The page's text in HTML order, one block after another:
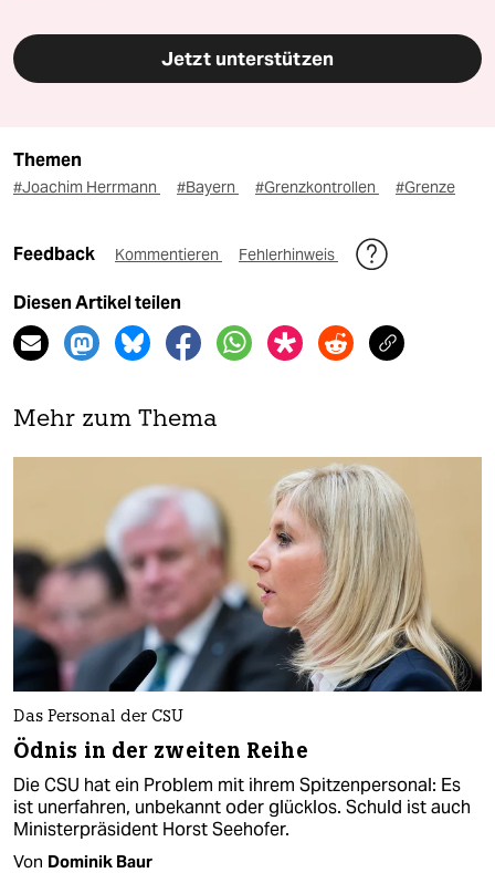
Jetzt unterstützen
Themen
#Joachim Herrmann #Bayern #Grenzkontrollen #Grenze
Feedback Kommentieren Fehlerhinweis
Diesen Artikel teilen
Mehr zum Thema
Das Personal der CSU
Ödnis in der zweiten Reihe
Die CSU hat ein Problem mit ihrem Spitzenpersonal: Es
ist unerfahren, unbekannt oder glücklos. Schuld ist auch
Ministerpräsident Horst Seehofer.
Von Dominik Baur